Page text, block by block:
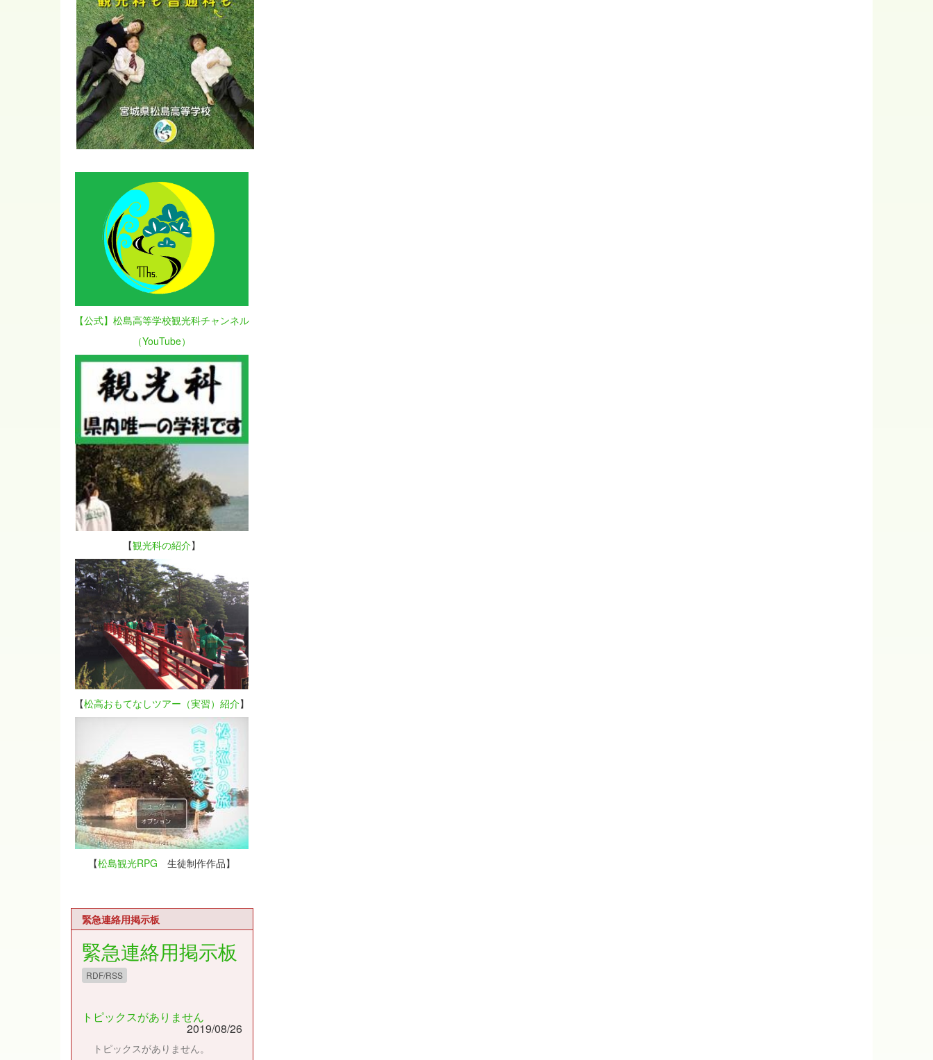
【公式】松島高等学校観光科チャンネル
（YouTube）
【観光科の紹介】
【松高おもてなしツアー（実習）紹介】
【松島観光RPG 生徒制作作品】
緊急連絡用掲示板
緊急連絡用掲示板
RDF/RSS
トピックスがありません
2019/08/26
トピックスがありません。